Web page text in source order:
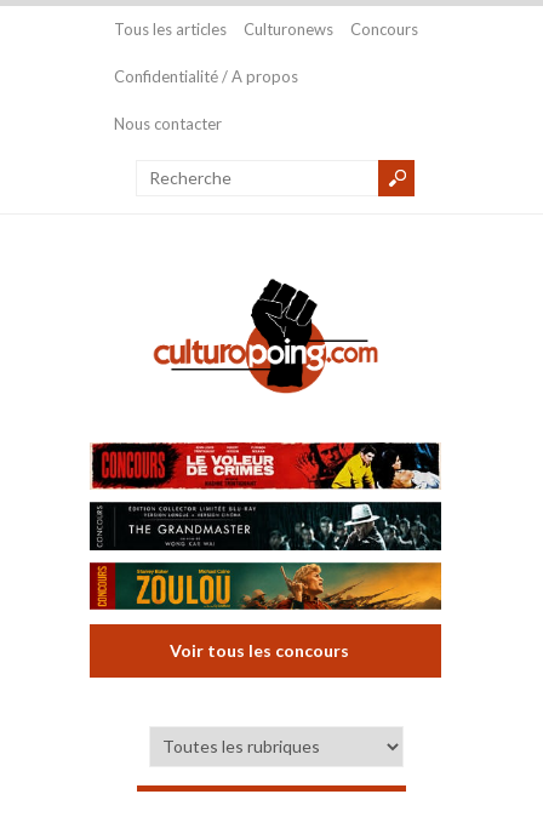
Tous les articles Culturonews Concours
Confidentialité / A propos
Nous contacter
Voir tous les concours